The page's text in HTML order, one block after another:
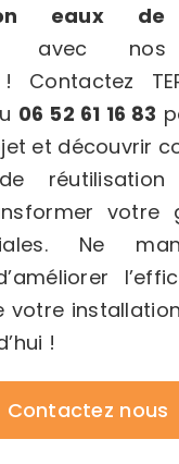
eaux
avec nos
06 52 61 16 83
et découvrir
réutilisation
votre
Ne
votre
!
Contactez nous